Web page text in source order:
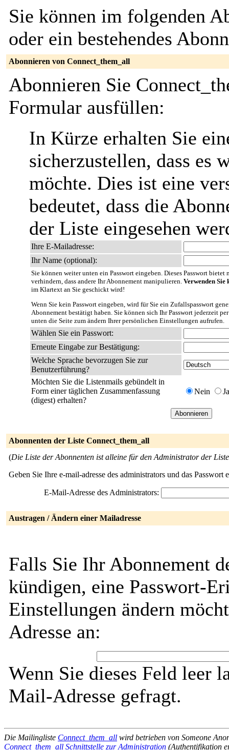
Sie können im folgenden
oder ein bestehendes
Abonnieren von Connect_them_all
Abonnieren Sie
Formular ausfüllen:
In Kürze erhalten Sie
sicherzustellen, dass es
möchte. Dies ist eine
bedeutet, dass die
der Liste eingesehen
Ihre E-Mailadresse:
Ihr Name (optional):
Sie können weiter unten ein Passwort eingeben. Dieses Passwort
verhindern, dass andere Ihr Abonnement manipulieren. Verwenden Sie
im Klartext an Sie geschickt wird!
Wenn Sie kein Passwort eingeben, wird für Sie ein Zufallspasswort
Abonnement bestätigt haben. Sie können sich Ihr Passwort jederzeit
unten die Seite zum ändern Ihrer persönlichen Einstellungen aufrufen.
Wählen Sie ein Passwort:
Erneute Eingabe zur Bestätigung:
Welche Sprache bevorzugen Sie zur
Benutzerführung?
Möchten Sie die Listenmails gebündelt in
Form einer täglichen Zusammenfassung
(digest) erhalten?
Nein Ja
Abonnenten der Liste Connect_them_all
(Die Liste der Abonnenten ist alleine für den Administrator der
Geben Sie Ihre e-mail-adresse des administrators und das
E-Mail-Adresse des Administrators:
Austragen / Ändern einer Mailadresse
Falls Sie Ihr Abonnement
kündigen, eine Passwort-
Einstellungen ändern
Adresse an:
Wenn Sie dieses Feld leer
Mail-Adresse gefragt.
Die Mailingliste Connect_them_all wird betrieben von Someone
Connect_them_all Schnittstelle zur Administration (Authentifikation